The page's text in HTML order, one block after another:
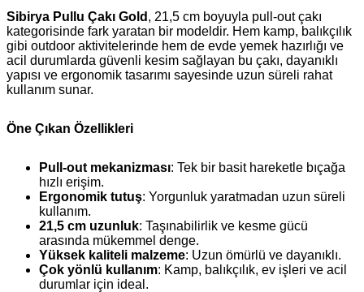
Sibirya Pullu Çakı Gold , 21,5 cm boyuyla pull-out çakı
kategorisinde fark yaratan bir modeldir. Hem kamp, balıkçılık
gibi outdoor aktivitelerinde hem de evde yemek hazırlığı ve
acil durumlarda güvenli kesim sağlayan bu çakı, dayanıklı
yapısı ve ergonomik tasarımı sayesinde uzun süreli rahat
kullanım sunar.
Öne Çıkan Özellikleri
Pull-out mekanizması: Tek bir basit hareketle bıçağa
hızlı erişim.
Ergonomik tutuş: Yorgunluk yaratmadan uzun süreli
kullanım.
21,5 cm uzunluk: Taşınabilirlik ve kesme gücü
arasında mükemmel denge.
Yüksek kaliteli malzeme: Uzun ömürlü ve dayanıklı.
Çok yönlü kullanım: Kamp, balıkçılık, ev işleri ve acil
durumlar için ideal.